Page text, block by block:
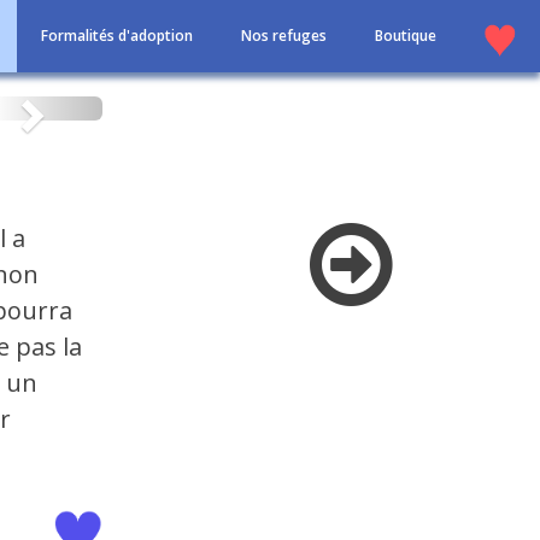
Formalités d'adoption Nos refuges Boutique
Suivant
a
pas la
un